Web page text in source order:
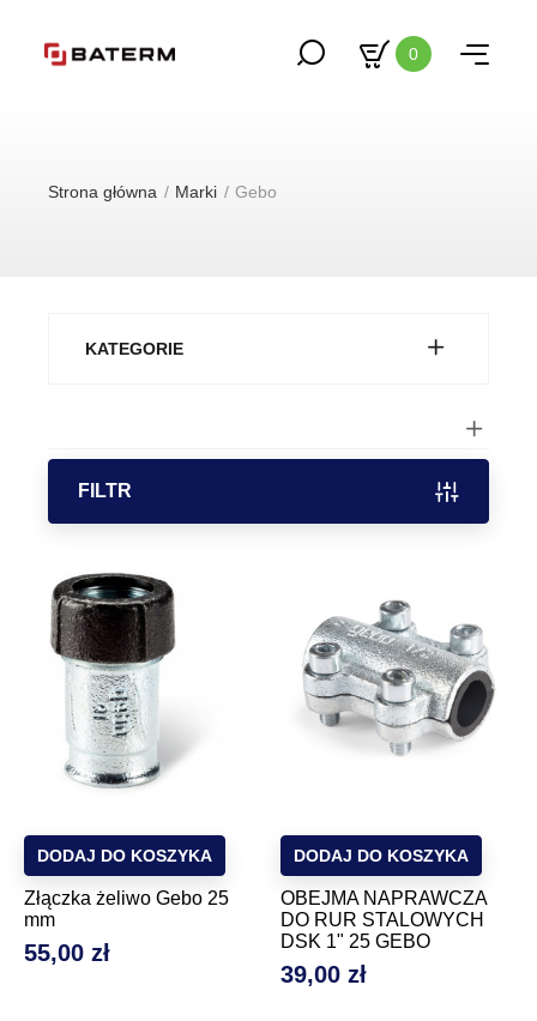
0
Strona główna Marki Gebo
KATEGORIE
FILTR
Złączka żeliwo Gebo 25
mm
Cena
55,00 zł
DODAJ DO KOSZYKA
OBEJMA NAPRAWCZA
DO RUR STALOWYCH
DSK 1" 25 GEBO
Cena
39,00 zł
DODAJ DO KOSZYKA